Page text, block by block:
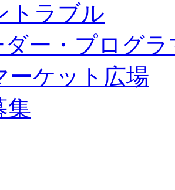
トラブル
ー・プログラ
ーケット広場
集